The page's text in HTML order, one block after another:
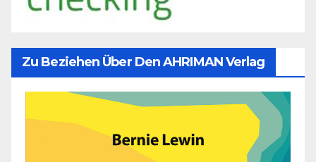
Zu Beziehen Über Den AHRIMAN Verlag